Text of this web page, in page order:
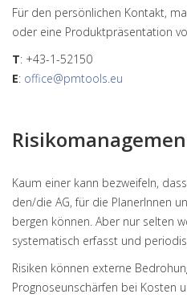
Für den persönlichen Kontakt,
oder eine Produktpräsentation
T: +43-1-52150
E: office@pmtools.eu
Kaum einer kann bezweifeln,
den/die AG, für die PlanerInnen
bergen können. Aber nur selten
systematisch erfasst und
Risiken können externe
Prognoseunschärfen bei Kosten